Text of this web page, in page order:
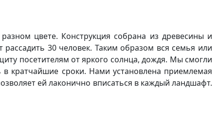
цвете. Конструкция собрана из древесины и
30 человек. Таким образом вся семья или
посетителям от яркого солнца, дождя. Мы смогли
в кратчайшие сроки. Нами установлена приемлемая
ей лаконично вписаться в каждый ландшафт.